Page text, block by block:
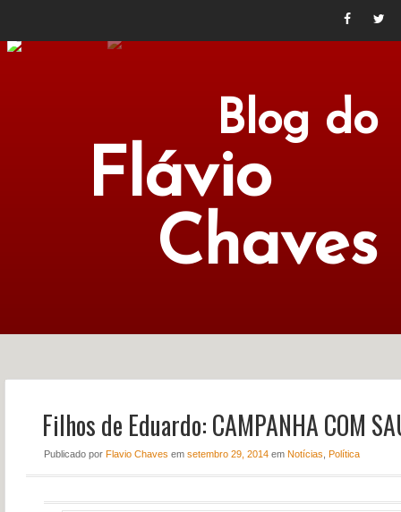
Blog do
Flávio
Chaves
NOTÍCIAS PERFIL
CONTATO
Filhos de Eduardo: CAMPANHA COM
Publicado por Flavio Chaves em setembro 29, 2014em Notícias Política